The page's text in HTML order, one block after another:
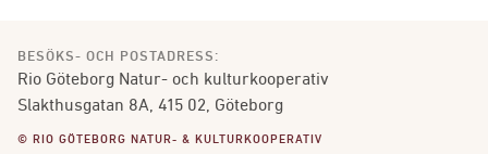
BESÖKS- OCH POSTADRESS:
Rio Göteborg Natur- och kulturkooperativ
Slakthusgatan 8A, 415 02, Göteborg
© RIO GÖTEBORG NATUR- & KULTURKOOPERATIV